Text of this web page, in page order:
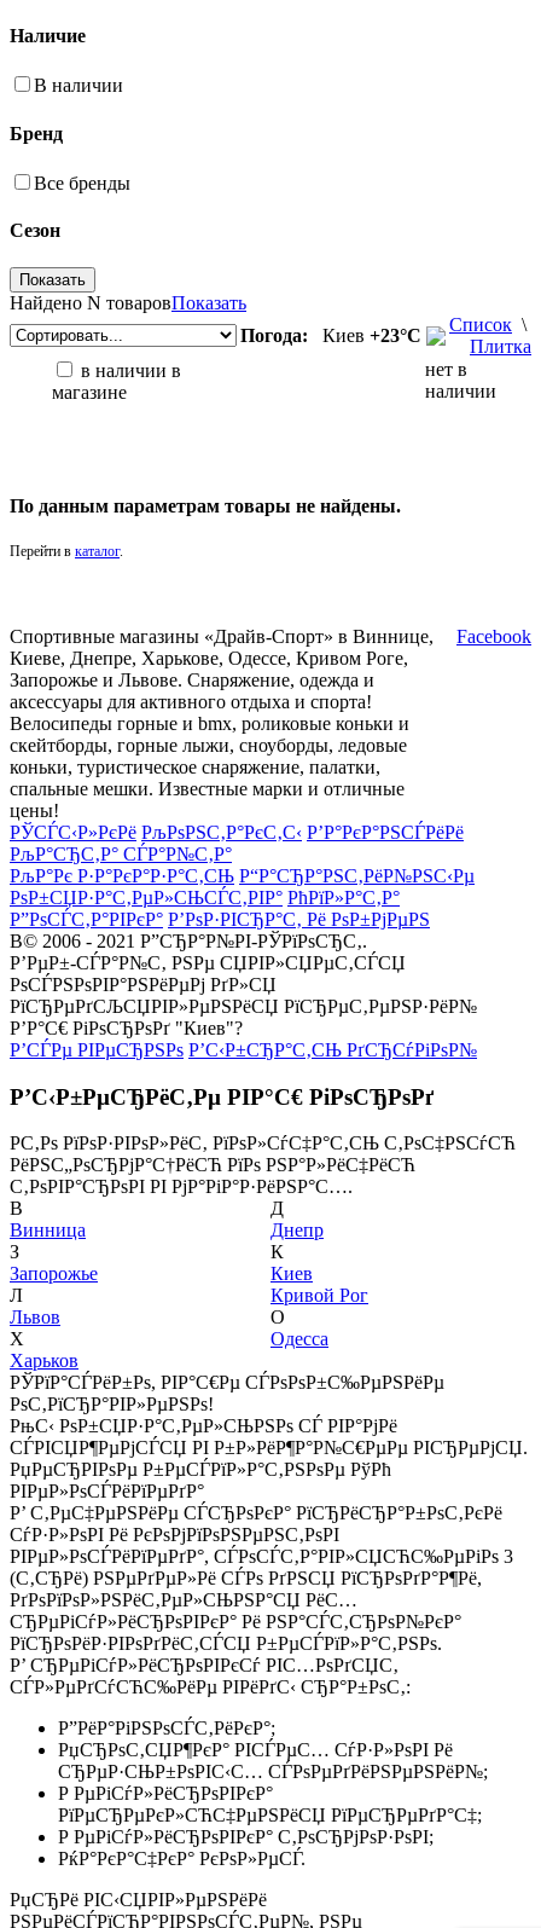
Наличие
В наличии
Бренд
Все бренды
Сезон
Найдено N товаровПоказать
Погода:
Киев +23°С
Список \
Плитка
в наличии в
магазине
нет в
наличии
По данным параметрам товары не найдены.
Перейти в каталог.
Спортивные магазины «Драйв-Спорт» в Виннице,
Киеве, Днепре, Харькове, Одессе, Кривом Роге,
Запорожье и Львове. Снаряжение, одежда и
аксессуары для активного отдыха и спорта!
Велосипеды горные и bmx, роликовые коньки и
скейтборды, горные лыжи, сноуборды, ледовые
коньки, туристическое снаряжение, палатки,
спальные мешки. Известные марки и отличные
цены!
Facebook
РЎСЃС‹Р»РєРё РљРѕРЅС‚Р°РєС‚С‹ Р’Р°РєР°РЅСЃРёРё
РљР°СЂС‚Р° СЃР°Р№С‚Р°
РљР°Рє Р·Р°РєР°Р·Р°С‚СЊ Р“Р°СЂР°РЅС‚РёР№РЅС‹Рµ
РѕР±СЏР·Р°С‚РµР»СЊСЃС‚РІР° РћРїР»Р°С‚Р°
Р”РѕСЃС‚Р°РІРєР° Р’РѕР·РІСЂР°С‚ Рё РѕР±РјРµРЅ
В© 2006 - 2021 Р”СЂР°Р№РІ-РЎРїРѕСЂС‚.
Р’РµР±-СЃР°Р№С‚ РЅРµ СЏРІР»СЏРµС‚СЃСЏ
РѕСЃРЅРѕРІР°РЅРёРµРј РґР»СЏ
РїСЂРµРґСЉСЏРІР»РµРЅРёСЏ РїСЂРµС‚РµРЅР·РёР№
Р’Р°С€ РіРѕСЂРѕРґ "Киев"?
Р’СЃРµ РІРµСЂРЅРѕ Р’С‹Р±СЂР°С‚СЊ РґСЂСѓРіРѕР№
Р’С‹Р±РµСЂРёС‚Рµ РІР°С€ РіРѕСЂРѕРґ
Р­С‚Рѕ РїРѕР·РІРѕР»РёС‚ РїРѕР»СѓС‡Р°С‚СЊ С‚РѕС‡РЅСѓСЋ
РёРЅС„РѕСЂРјР°С†РёСЋ РїРѕ РЅР°Р»РёС‡РёСЋ
С‚РѕРІР°СЂРѕРІ РІ РјР°РіР°Р·РёРЅР°С….
В
Винница
З
Запорожье
Л
Львов
Х
Харьков
Д
Днепр
К
Киев
Кривой Рог
О
Одесса
РЎРїР°СЃРёР±Рѕ, РІР°С€Рµ СЃРѕРѕР±С‰РµРЅРёРµ
РѕС‚РїСЂР°РІР»РµРЅРѕ!
РњС‹ РѕР±СЏР·Р°С‚РµР»СЊРЅРѕ СЃ РІР°РјРё
СЃРІСЏР¶РµРјСЃСЏ РІ Р±Р»РёР¶Р°Р№С€РµРµ РІСЂРµРјСЏ.
РџРµСЂРІРѕРµ Р±РµСЃРїР»Р°С‚РЅРѕРµ РўРћ
РІРµР»РѕСЃРёРїРµРґР°
Р’ С‚РµС‡РµРЅРёРµ СЃСЂРѕРєР° РїСЂРёСЂР°Р±РѕС‚РєРё
СѓР·Р»РѕРІ Рё РєРѕРјРїРѕРЅРµРЅС‚РѕРІ
РІРµР»РѕСЃРёРїРµРґР°, СЃРѕСЃС‚Р°РІР»СЏСЋС‰РµРіРѕ 3
(С‚СЂРё) РЅРµРґРµР»Рё СЃРѕ РґРЅСЏ РїСЂРѕРґР°Р¶Рё,
РґРѕРїРѕР»РЅРёС‚РµР»СЊРЅР°СЏ РёС…
СЂРµРіСѓР»РёСЂРѕРІРєР° Рё РЅР°СЃС‚СЂРѕР№РєР°
РїСЂРѕРёР·РІРѕРґРёС‚СЃСЏ Р±РµСЃРїР»Р°С‚РЅРѕ.
Р’ СЂРµРіСѓР»РёСЂРѕРІРєСѓ РІС…РѕРґСЏС‚
СЃР»РµРґСѓСЋС‰РёРµ РІРёРґС‹ СЂР°Р±РѕС‚:
Р”РёР°РіРЅРѕСЃС‚РёРєР°;
РџСЂРѕС‚СЏР¶РєР° РІСЃРµС… СѓР·Р»РѕРІ Рё
СЂРµР·СЊР±РѕРІС‹С… СЃРѕРµРґРёРЅРµРЅРёР№;
Р РµРіСѓР»РёСЂРѕРІРєР°
РїРµСЂРµРєР»СЋС‡РµРЅРёСЏ РїРµСЂРµРґР°С‡;
Р РµРіСѓР»РёСЂРѕРІРєР° С‚РѕСЂРјРѕР·РѕРІ;
РќР°РєР°С‡РєР° РєРѕР»РµСЃ.
РџСЂРё РІС‹СЏРІР»РµРЅРёРё
РЅРµРёСЃРїСЂР°РІРЅРѕСЃС‚РµР№, РЅРµ